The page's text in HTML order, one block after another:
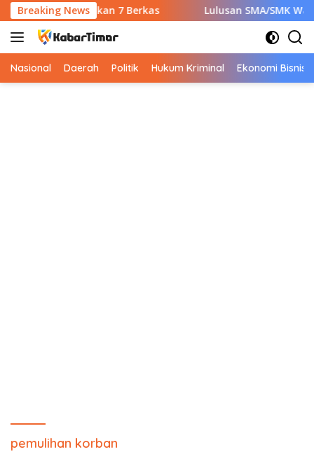
Langsung
ke
konten
Breaking News
Wajib Siapkan 7 Berkas Lulusan SMA/SMK Wajib
Nasional Daerah Politik Hukum Kriminal Ekonomi Bisnis
pemulihan korban